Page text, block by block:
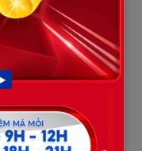
tôi dám đứng lên
nhìn anh – người chồng
lại.